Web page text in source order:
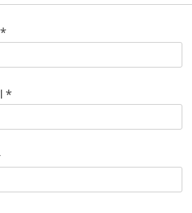
*
*